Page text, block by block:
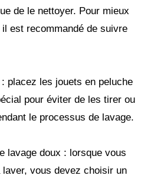
de le nettoyer. Pour mieux
est recommandé de suivre
placez les jouets en peluche
pour éviter de les tirer ou
le processus de lavage.
lavage doux : lorsque vous
vous devez choisir un